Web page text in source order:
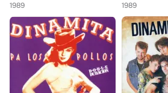
1989
1989